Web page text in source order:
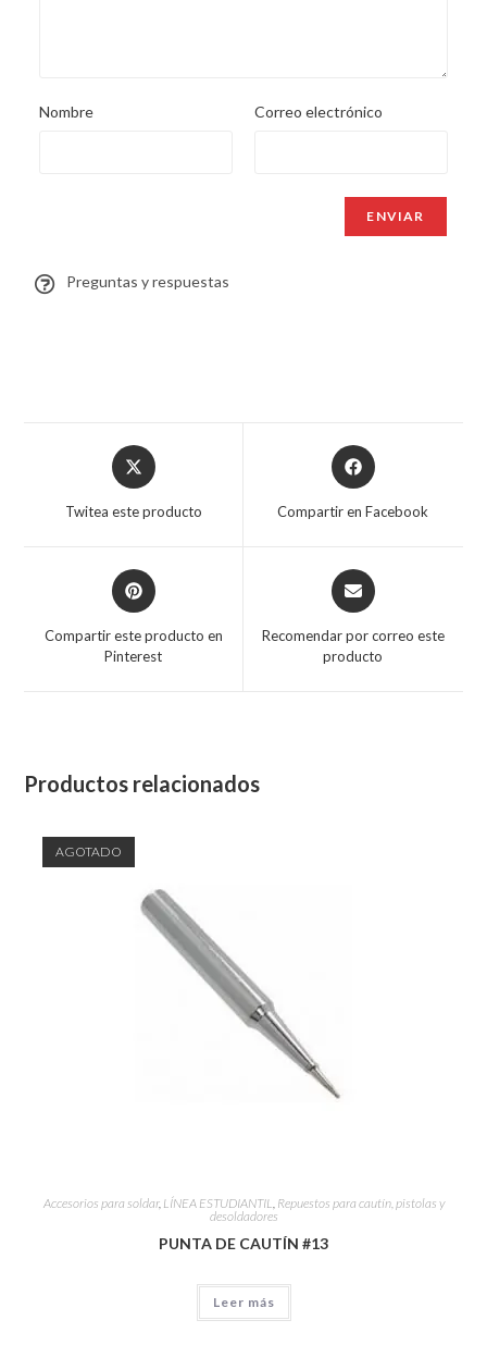
Nombre Correo electrónico
Preguntas y respuestas
Twitea este producto Compartir en Facebook
Compartir este producto en
Pinterest
Recomendar por correo este
producto
Productos relacionados
AGOTADO
Accesorios para soldar, LÍNEA ESTUDIANTIL, Repuestos para cautín, pistolas y
desoldadores
PUNTA DE CAUTÍN #13
Leer más